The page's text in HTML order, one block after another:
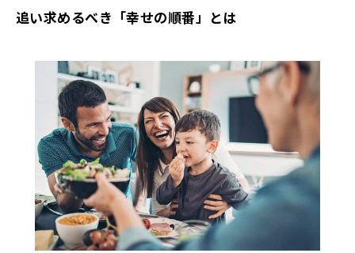
追い求めるべき「幸せの順番」とは